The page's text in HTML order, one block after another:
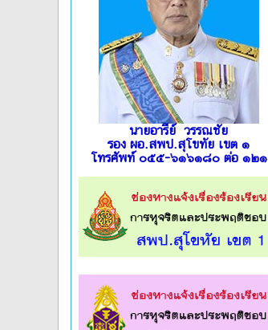
นายอารีย์ วรรณชัย
รอง ผอ.สพป.สุโขทัย เขต ๑
โทรศัพท์ ๐๕๕-๖๑๖๑๘๐ ต่อ ๑๒๑